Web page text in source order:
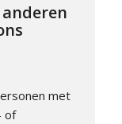
met
of